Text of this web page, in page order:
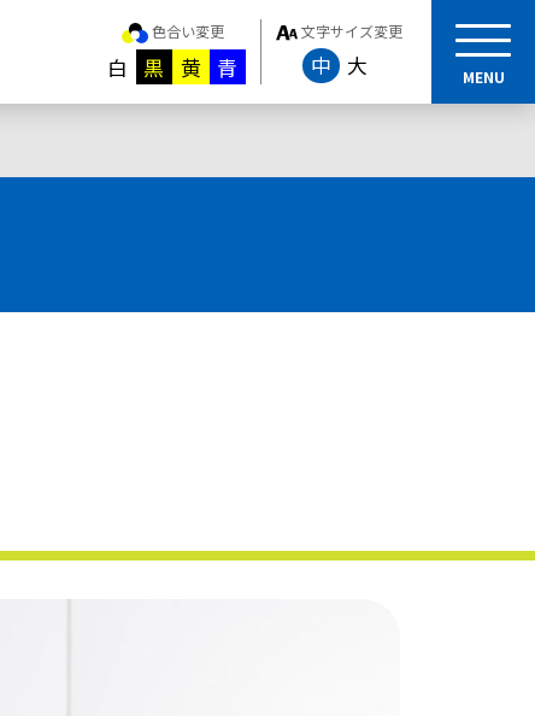
色合い変更
白 黒 黄 青
文字サイズ変更
中 大 MENU